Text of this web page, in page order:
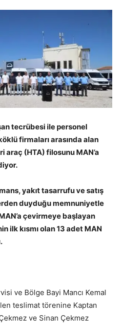
tecrübesi ile personel
firmaları arasında alan
araç (HTA) filosunu MAN’a
yakıt tasarrufu ve satış
duyduğu memnuniyetle
çevirmeye başlayan
ilk kısmı olan 13 adet MAN
ve Bölge Bayi Mancı Kemal
teslimat törenine Kaptan
ve Sinan Çekmez